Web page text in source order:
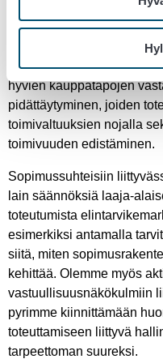
toimijoita sellaisten
jotka varmistavat
toimitusketjussa.
näkökulmasta on
hyvien kauppatapojen
pidättäytyminen, joiden
toimivaltuuksien nojalla
toimivuuden edistäminen.
Sopimussuhteisiin
lain säännöksiä laaja-
toteutumista
esimerkiksi antamalla
siitä, miten
kehittää. Olemme myös
vastuullisuusnäkökulmiin
pyrimme kiinnittämään
toteuttamiseen liittyvä
tarpeettoman suureksi.